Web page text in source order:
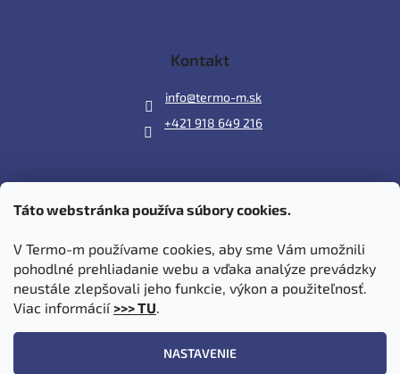
Táto webstránka používa súbory cookies.
V Termo-m používame cookies, aby sme Vám umožnili
pohodlné prehliadanie webu a vďaka analýze prevádzky
neustále zlepšovali jeho funkcie, výkon a použiteľnosť.
Viac informácií >>> TU.
NASTAVENIE
Kontakt
info@termo-m.sk
+421 918 649 216
Prijímame online platby